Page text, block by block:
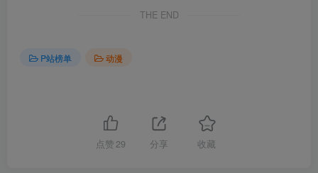
THE END
P站榜单 动漫
点赞 29 分享 收藏